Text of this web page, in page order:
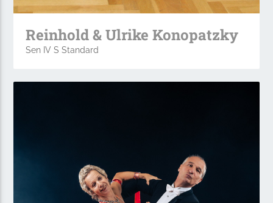
Reinhold & Ulrike Konopatzky
Sen IV S Standard